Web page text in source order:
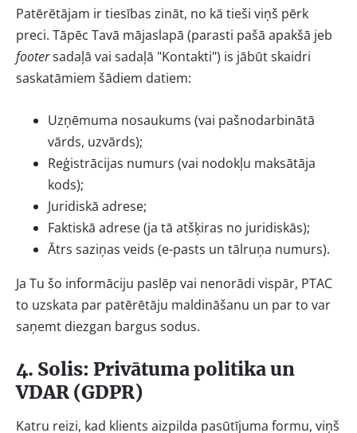
Patērētājam ir tiesības zināt, no kā tieši viņš pērk
preci. Tāpēc Tavā mājaslapā (parasti pašā apakšā jeb
footersadaļā vai sadaļā "Kontakti") is jābūt skaidri
saskatāmiem šādiem datiem:
Uzņēmuma nosaukums (vai pašnodarbinātā
vārds, uzvārds);
Reģistrācijas numurs (vai nodokļu maksātāja
kods);
Juridiskā adrese;
Faktiskā adrese (ja tā atšķiras no juridiskās);
Ātrs saziņas veids (e-pasts un tālruņa numurs).
Ja Tu šo informāciju paslēp vai nenorādi vispār, PTAC
to uzskata par patērētāju maldināšanu un par to var
saņemt diezgan bargus sodus.
4. Solis: Privātuma politika un
VDAR (GDPR)
Katru reizi, kad klients aizpilda pasūtījuma formu, viņš